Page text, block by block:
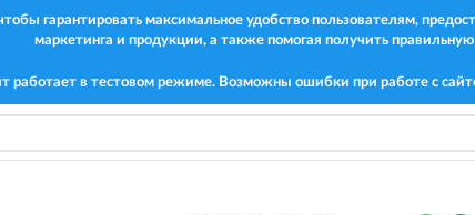
гарантировать максимальное удобство пользователям,
маркетинга и продукции, а также помогая получить
работает в тестовом режиме. Возможны ошибки при работе с